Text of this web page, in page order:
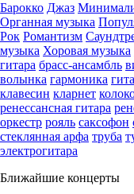
Барокко Джаз
Органная музыка
Рок Романтизм
музыка Хоровая музыка
гитара брасс-ансамбль
волынка гармоника
клавесин кларнет
ренессансная гитара
оркестр рояль саксофон
стеклянная арфа труба
электрогитара
Ближайшие концерты